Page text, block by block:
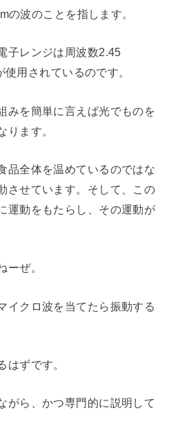
の波のことを指します。
子レンジは周波数2.45
用されているのです。
みを簡単に言えば光でものを
ります。
品全体を温めているのではな
させています。そして、この
運動をもたらし、その運動が
ーぜ。
イクロ波を当てたら振動する
はずです。
がら、かつ専門的に説明して